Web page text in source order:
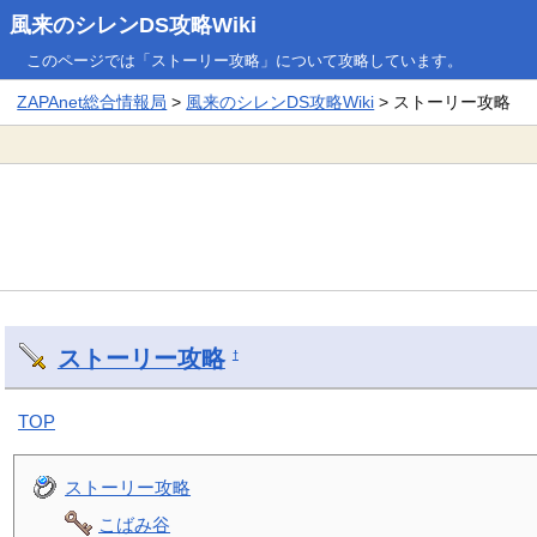
風来のシレンDS攻略Wiki
このページでは「ストーリー攻略」について攻略しています。
ZAPAnet総合情報局 > 風来のシレンDS攻略Wiki > ストーリー攻略
ストーリー攻略 †
TOP
ストーリー攻略
こばみ谷